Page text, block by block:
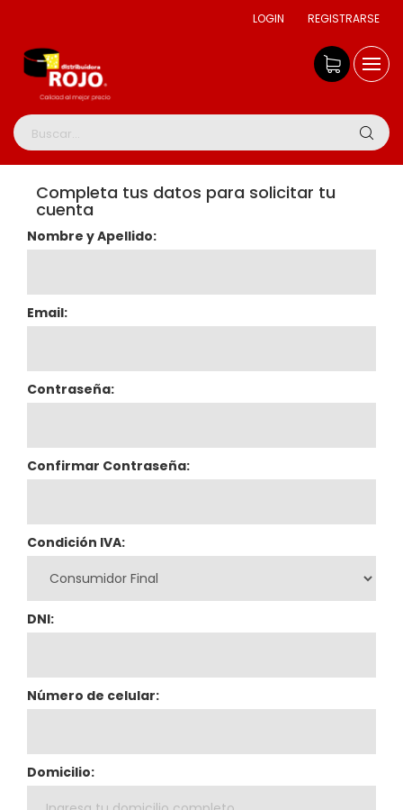
REGISTRARSE
LOGIN
Completa tus datos para solicitar tu
cuenta
Nombre y Apellido:
Email:
Contraseña:
Confirmar Contraseña:
Condición IVA:
DNI:
Número de celular:
Domicilio: